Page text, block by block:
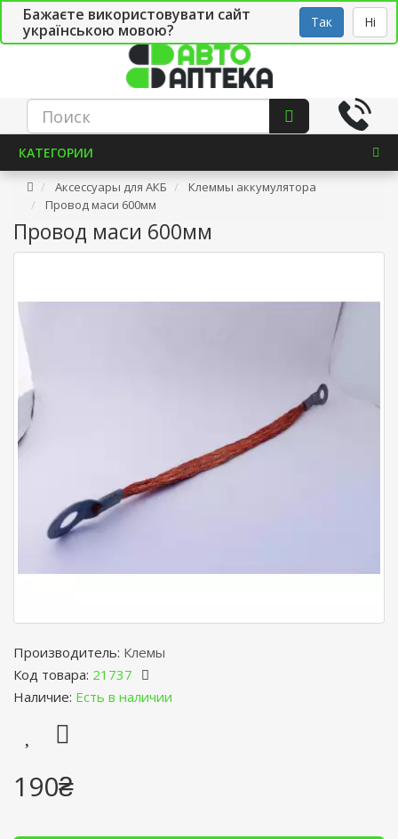
Бажаєте використовувати сайт
українською мовою?
Так Ні
СТО Укр
КАТЕГОРИИ
Аксессуары для АКБ
Клеммы аккумулятора
Провод маси 600мм
Провод маси 600мм
Производитель: Клемы
Код товара: 21737
Наличие: Есть в наличии
190₴